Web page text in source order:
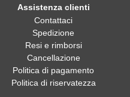
Assistenza clienti
Contattaci
Spedizione
Resi e rimborsi
Cancellazione
Politica di pagamento
Politica di riservatezza